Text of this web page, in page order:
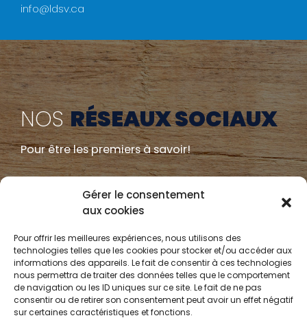
Gérer le consentement
aux cookies
Pour offrir les meilleures expériences, nous utilisons des
technologies telles que les cookies pour stocker et/ou accéder aux
informations des appareils. Le fait de consentir à ces technologies
nous permettra de traiter des données telles que le comportement
de navigation ou les ID uniques sur ce site. Le fait de ne pas
consentir ou de retirer son consentement peut avoir un effet négatif
sur certaines caractéristiques et fonctions.
info@ldsv.ca
NOSRÉSEAUX SOCIAUX
Pour être les premiers à savoir!
NOTREINFOLETTRE
Pour ne rien manquez!